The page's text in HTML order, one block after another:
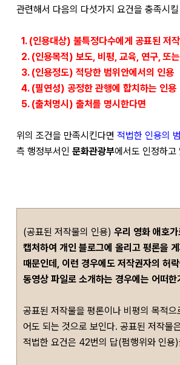
관련해서 다음의 다섯가지 요건을 충족시
1. (인용대상) 불특정다수에게 공표된 저
2. (인용목적) 보도, 비평, 교육, 연구, 또
3. (인용정도) 적당한 범위안에서의 인용
4. (필연성) 공정한 관행에 합치하는 인용
5. (출처명시) 출처를 명시한다면
위의 조건을 만족시킨다면 적법한 인용의
측 행정부서인 문화관광부에서도 인정하고
(공표된 저작물의 인용) 우리 영화 애호
캡처하여 개인 블로그에 올리고 평론을
때문인데, 이런 경우에도 저작권자의 허
동영상 파일로 소개하는 경우에는 어떠한
공표된 저작물을 평론이나 비평의 목적
어도 되는 것으로 보인다. 공표된 저작물
적법한 요건은 42번의 답(펌행위와 인용